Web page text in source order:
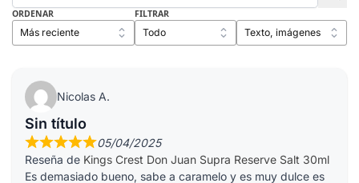
ORDENAR FILTRAR
Nicolas A.
Sin título
05/04/2025
Reseña de Kings Crest Don Juan Supra Reserve Salt 30ml
Es demasiado bueno, sabe a caramelo y es muy dulce es